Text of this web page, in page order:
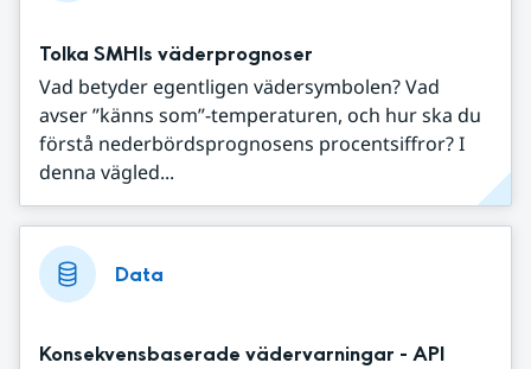
Tolka SMHIs väderprognoser
Vad betyder egentligen vädersymbolen? Vad
avser ”känns som”-temperaturen, och hur ska du
förstå nederbördsprognosens procentsiffror? I
denna vägled...
Data
Konsekvensbaserade vädervarningar - API